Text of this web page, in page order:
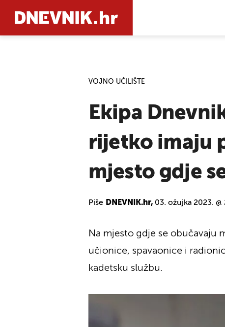
VOJNO UČILIŠTE
Ekipa
rijetko imaju
mjesto gdje
Piše DNEVNIK.hr, 03. ožujka 2023. @
Na mjesto gdje se obučavaju
učionice, spavaonice i
kadetsku službu.